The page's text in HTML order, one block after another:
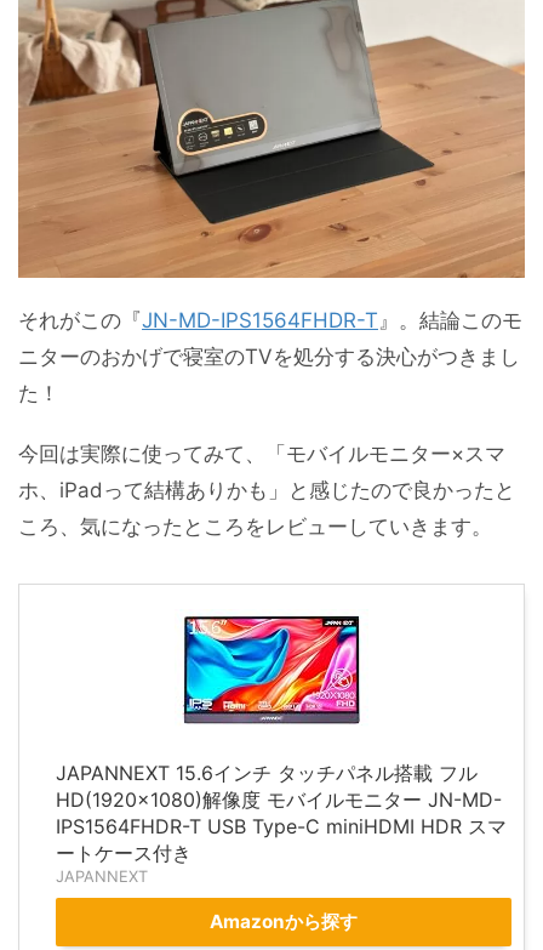
それがこの『JN-MD-IPS1564FHDR-T 』。結論このモ
ニターのおかげで寝室のTVを処分する決心がつきまし
た！
今回は実際に使ってみて、「モバイルモニター×スマ
ホ、iPadって結構ありかも」と感じたので良かったと
ころ、気になったところをレビューしていきます。
JAPANNEXT 15.6インチ タッチパネル搭載 フル
HD(1920x1080)解像度 モバイルモニター JN-MD-
IPS1564FHDR-T USB Type-C miniHDMI HDR スマ
ートケース付き
JAPANNEXT
Amazonから探す